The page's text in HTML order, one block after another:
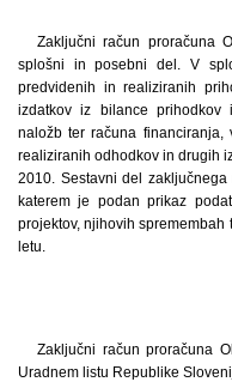
Zaključni račun proračuna
splošni in posebni del. V
predvidenih in realiziranih
izdatkov iz bilance prihodkov
naložb ter računa
realiziranih odhodkov in drugih
2010. Sestavni del
katerem je podan prikaz
projektov, njihovih
letu.
Zaključni račun proračuna
Uradnem listu Republike